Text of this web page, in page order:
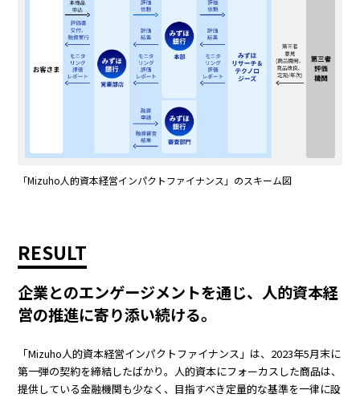
「Mizuho人的資本経営インパクトファイナンス」のスキーム図
RESULT
企業とのエンゲージメントを通じ、人的資本経
営の推進に寄り添い続ける。
「Mizuho人的資本経営インパクトファイナンス」は、2023年5月末に
第一弾の契約を締結したばかり。人的資本にフォーカスした商品は、
提供している金融機関も少なく、目指すべき定量的な基準を一律に設